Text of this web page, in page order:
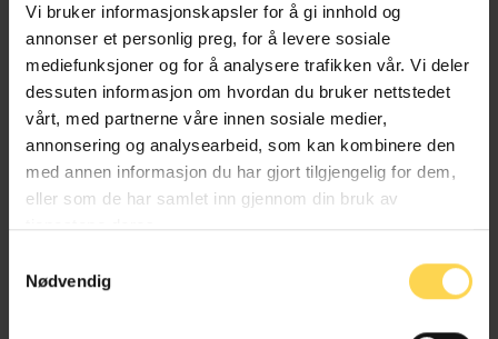
Vi bruker informasjonskapsler for å gi innhold og
annonser et personlig preg, for å levere sosiale
mediefunksjoner og for å analysere trafikken vår. Vi deler
dessuten informasjon om hvordan du bruker nettstedet
vårt, med partnerne våre innen sosiale medier,
annonsering og analysearbeid, som kan kombinere den
med annen informasjon du har gjort tilgjengelig for dem,
eller som de har samlet inn gjennom din bruk av
tjenestene deres.
Nødvendig
Christoffer Conrad Eriksen
Professor, Universitetet i Oslo